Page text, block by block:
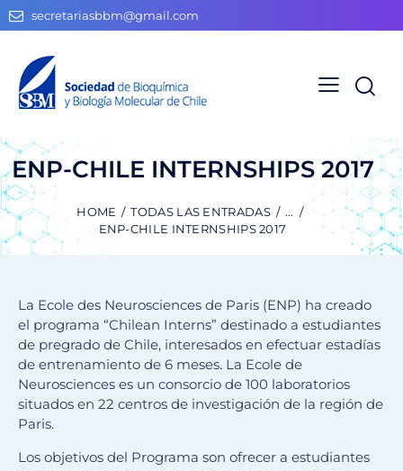
secretariasbbm@gmail.com
ENP-CHILE INTERNSHIPS 2017
HOME TODAS LAS ENTRADAS
...
ENP-CHILE INTERNSHIPS 2017
La Ecole des Neurosciences de Paris (ENP) ha creado
el programa “Chilean Interns” destinado a estudiantes
de pregrado de Chile, interesados en efectuar estadías
de entrenamiento de 6 meses. La Ecole de
Neurosciences es un consorcio de 100 laboratorios
situados en 22 centros de investigación de la región de
Paris.
Los objetivos del Programa son ofrecer a estudiantes